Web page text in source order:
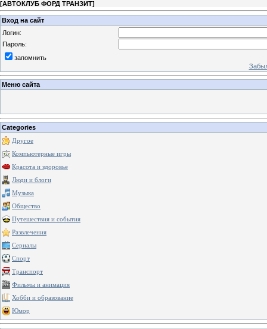
[АВТОКЛУБ ФОРД ТРАНЗИТ]
Вход на сайт
Логин:
Пароль:
запомнить
Меню сайта
Categories
Другое
Компьютерные игры
Красота и здоровье
Люди и блоги
Музыка
Общество
Путешествия и события
Развлечения
Сериалы
Спорт
Транспорт
Фильмы и анимация
Хобби и образование
Юмор